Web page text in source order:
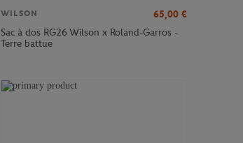
WILSON 65,00 €
Sac à dos RG26 Wilson x Roland-Garros -
Terre battue